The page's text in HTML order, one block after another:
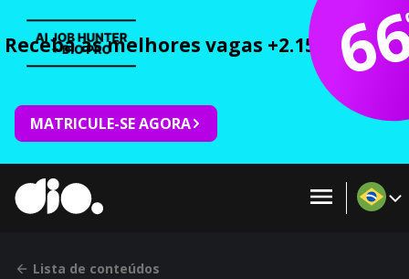
Receba as melhores vagas +2.150 cursos
MATRICULE-SE AGORA
Lista de conteúdos